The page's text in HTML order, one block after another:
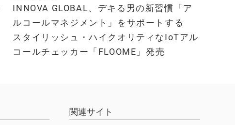
INNOVA GLOBAL、デキる男の新習慣「ア
ルコールマネジメント」をサポートする
スタイリッシュ・ハイクオリティなIoTアル
コールチェッカー「FLOOME」発売
関連サイト